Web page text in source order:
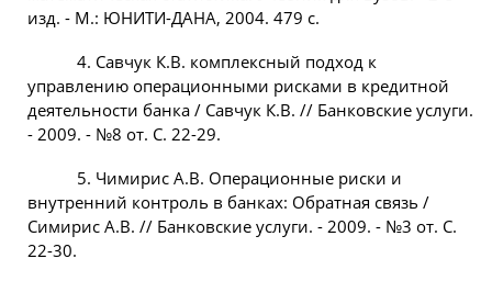
изд. - М.: ЮНИТИ-ДАНА, 2004. 479 с.
4. Савчук К.В. комплексный подход к
управлению операционными рисками в кредитной
деятельности банка / Савчук К.В. // Банковские услуги.
- 2009. - №8 от. C. 22-29.
5. Чимирис А.В. Операционные риски и
внутренний контроль в банках: Обратная связь /
Симирис А.В. // Банковские услуги. - 2009. - №3 от. С.
22-30.